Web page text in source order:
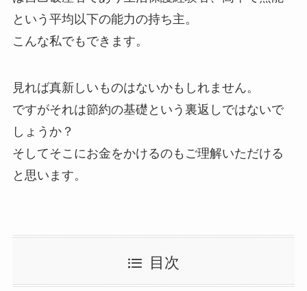
という平均以下の能力の持ち主。
こんな私でもできます。
見れば真新しいものはないかもしれません。
ですがそれは節約の基礎という裏返しではないで
しょうか？
そしてそこにお金をかけるのもご理解いただける
と思います。
目次